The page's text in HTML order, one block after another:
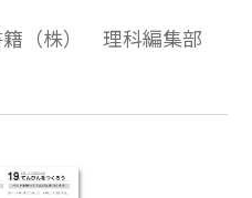
ぞれ固有の重さがあ
籍（株） 理科編集部